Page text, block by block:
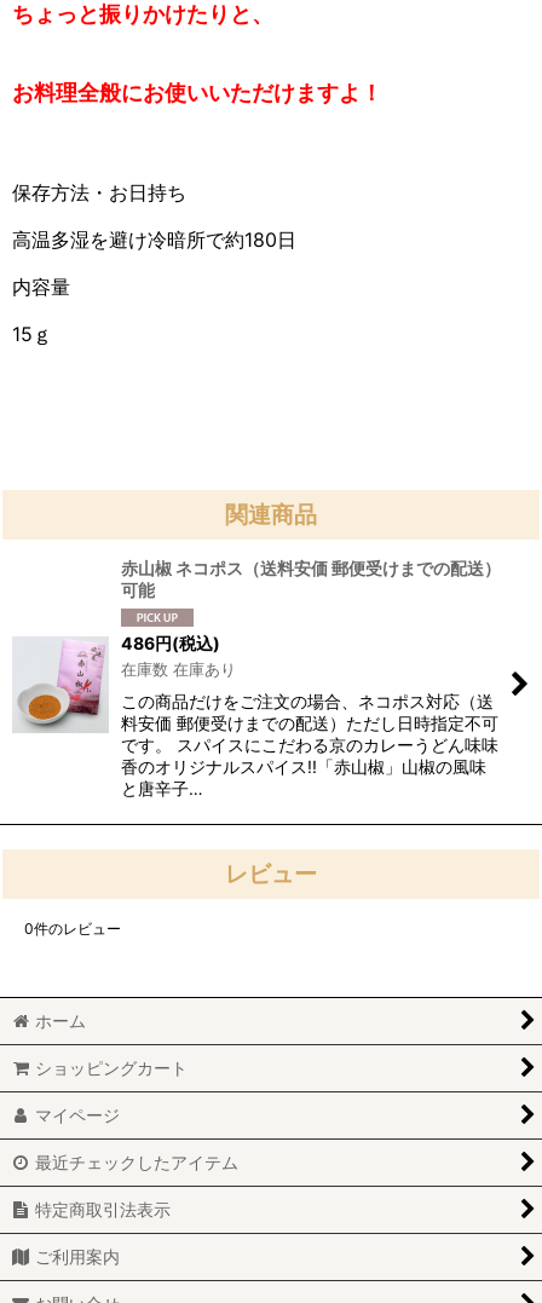
ちょっと振りかけたりと、
お料理全般にお使いいただけますよ！
保存方法・お日持ち
高温多湿を避け冷暗所で約180日
内容量
15ｇ
関連商品
赤山椒 ネコポス（送料安価 郵便受けまでの配送）
可能
486円(税込)
在庫数 在庫あり
この商品だけをご注文の場合、ネコポス対応（送
料安価 郵便受けまでの配送）ただし日時指定不可
です。 スパイスにこだわる京のカレーうどん味味
香のオリジナルスパイス!!「赤山椒」山椒の風味
と唐辛子…
レビュー
0件のレビュー
ホーム
ショッピングカート
マイページ
最近チェックしたアイテム
特定商取引法表示
ご利用案内